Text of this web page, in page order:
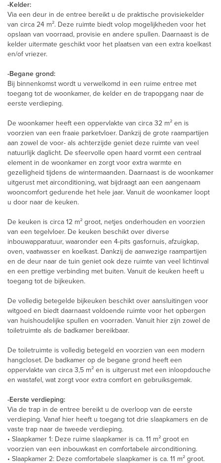
-Kelder:
Via een deur in de entree bereikt u de praktische provisiekelder
van circa 24 m². Deze ruimte biedt volop mogelijkheden voor het
opslaan van voorraad, provisie en andere spullen. Daarnaast is de
kelder uitermate geschikt voor het plaatsen van een extra koelkast
en/of vriezer.
-Begane grond:
Bij binnenkomst wordt u verwelkomd in een ruime entree met
toegang tot de woonkamer, de kelder en de trapopgang naar de
eerste verdieping.
De woonkamer heeft een oppervlakte van circa 32 m² en is
voorzien van een fraaie parketvloer. Dankzij de grote raampartijen
aan zowel de voor- als achterzijde geniet deze ruimte van veel
natuurlijk daglicht. De sfeervolle open haard vormt een centraal
element in de woonkamer en zorgt voor extra warmte en
gezelligheid tijdens de wintermaanden. Daarnaast is de woonkamer
uitgerust met airconditioning, wat bijdraagt aan een aangenaam
wooncomfort gedurende het hele jaar. Vanuit de woonkamer loopt
u door naar de keuken.
De keuken is circa 12 m² groot, netjes onderhouden en voorzien
van een tegelvloer. De keuken beschikt over diverse
inbouwapparatuur, waaronder een 4-pits gasfornuis, afzuigkap,
oven, vaatwasser en koelkast. Dankzij de aanwezige raampartijen
en de deur naar de tuin geniet ook deze ruimte van veel lichtinval
en een prettige verbinding met buiten. Vanuit de keuken heeft u
toegang tot de bijkeuken.
De volledig betegelde bijkeuken beschikt over aansluitingen voor
witgoed en biedt daarnaast voldoende ruimte voor het opbergen
van huishoudelijke spullen en voorraden. Vanuit hier zijn zowel de
toiletruimte als de badkamer bereikbaar.
De toiletruimte is volledig betegeld en voorzien van een modern
hangcloset. De badkamer op de begane grond heeft een
oppervlakte van circa 3,5 m² en is uitgerust met een inloopdouche
en wastafel, wat zorgt voor extra comfort en gebruiksgemak.
-Eerste verdieping:
Via de trap in de entree bereikt u de overloop van de eerste
verdieping. Vanaf hier heeft u toegang tot drie slaapkamers en de
vaste trap naar de tweede verdieping.
• Slaapkamer 1: Deze ruime slaapkamer is ca. 11 m² groot en
voorzien van een inbouwkast en comfortabele airconditioning.
• Slaapkamer 2: Deze comfortabele slaapkamer is ca. 11 m² groot.